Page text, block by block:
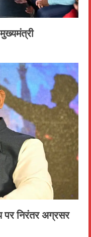
निरंतर अग्रसर